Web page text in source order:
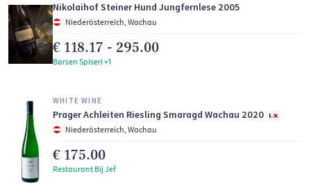
Nikolaihof Steiner Hund Jungfernlese 2005
Niederösterreich, Wachau
€ 118.17 - 295.00
Børsen Spiseri +1
WHITE WINE
Prager Achleiten Riesling Smaragd Wachau 2020
Niederösterreich, Wachau
€ 175.00
Restaurant Bij Jef